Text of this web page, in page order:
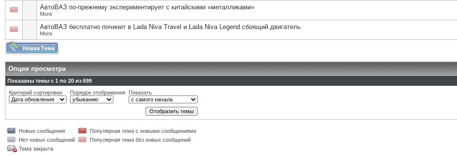
АвтоВАЗ по-прежнему экспериментирует с китайскими «металликами»
More
АвтоВАЗ бесплатно починит в Lada Niva Travel и Lada Niva Legend сбоящий двигатель
More
Опции просмотра
Показаны темы с 1 по 20 из 699
Критерий сортировки
Порядок отображения Показать
Новые сообщения
Популярная тема с новыми сообщениями
Нет новых сообщений
Популярная тема без новых сообщений
Тема закрыта